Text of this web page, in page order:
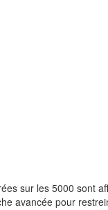
sur les 5000 sont
avancée pour